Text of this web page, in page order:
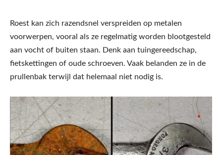
Roest kan zich razendsnel verspreiden op metalen
voorwerpen, vooral als ze regelmatig worden blootgesteld
aan vocht of buiten staan. Denk aan tuingereedschap,
fietskettingen of oude schroeven. Vaak belanden ze in de
prullenbak terwijl dat helemaal niet nodig is.